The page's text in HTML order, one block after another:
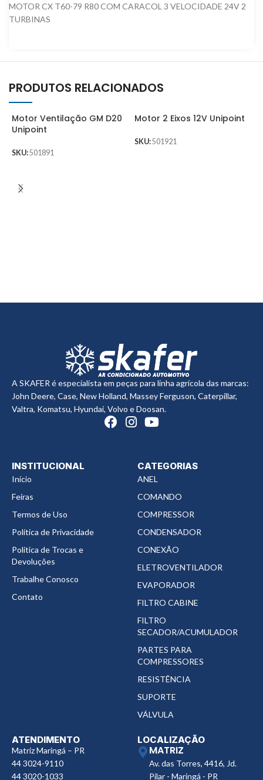
MOTOR CX T60-79 R80 COM CARACOL 3 VELOCIDADE 24V 2
TURBINAS
PRODUTOS RELACIONADOS
Motor Ventilação GM D20
Unipoint
SKU:501891
Motor 2 Eixos 12V Unipoint
SKU:501921
A SKAFER é especialista em peças para linha agrícola das marcas:
John Deere, Case, New Holland, Massey Ferguson, Caterpillar,
Valtra, Komatsu, Hyundai, Volvo e Doosan.
INSTITUCIONAL
Início
Feiras
Termos de Uso
Política de Privacidade
Política de Trocas e
Devoluções
Trabalhe Conosco
Contato
CATEGORIAS
ANEL
COMANDO
COMPRESSOR
CONDENSADOR
CONEXÃO
ELETROVENTILADOR
EVAPORADOR
FILTRO CABINE
FILTRO
SECADOR/ACUMULADOR
PARTES PARA
COMPRESSORES
RESISTÊNCIA
SUPORTE
VÁLVULA
ATENDIMENTO
Matriz Maringá – PR
44 3024-9110
44 3020-1033
LOCALIZAÇÃO
MATRIZ
Av. das Torres, 4416, Jd.
Pilar - Maringá - PR